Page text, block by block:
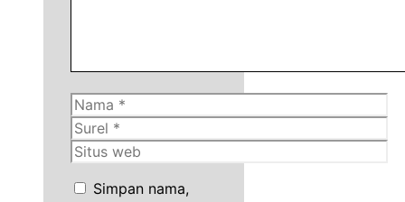
Nama
Surel
Situs
Simpan nama,